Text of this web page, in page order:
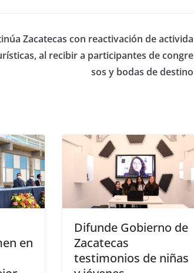
Zacatecas con reactivación de activida
al recibir a participantes de congre
sos y bodas de destino
en
Difunde Gobierno de
Zacatecas
testimonios de niñas